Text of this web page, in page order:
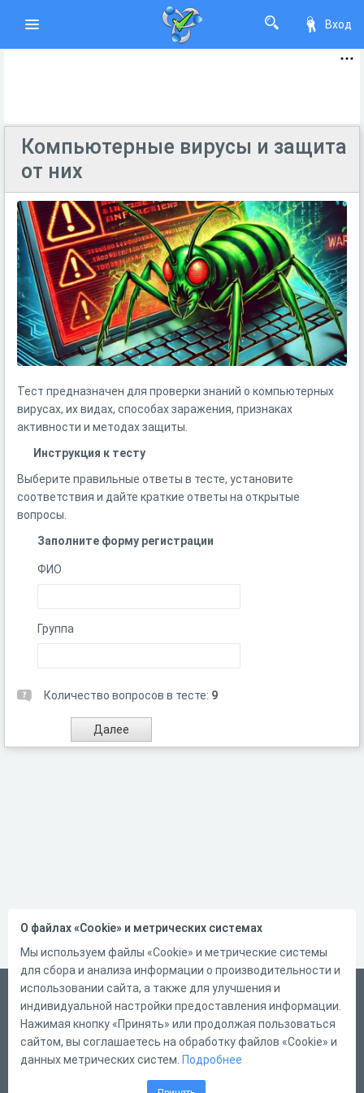
Вход
Компьютерные вирусы и защита
от них
Тест предназначен для проверки знаний о компьютерных
вирусах, их видах, способах заражения, признаках
активности и методах защиты.
Инструкция к тесту
Выберите правильные ответы в тесте, установите
соответствия и дайте краткие ответы на открытые
вопросы.
Заполните форму регистрации
ФИО
Группа
Количество вопросов в тесте: 9
Русский
Справка
Форма обратной связи
О файлах «Cookie» и метрических системах
Мы используем файлы «Cookie» и метрические системы
для сбора и анализа информации о производительности и
использовании сайта, а также для улучшения и
индивидуальной настройки предоставления информации.
Нажимая кнопку «Принять» или продолжая пользоваться
сайтом, вы соглашаетесь на обработку файлов «Cookie» и
данных метрических систем. Подробнее